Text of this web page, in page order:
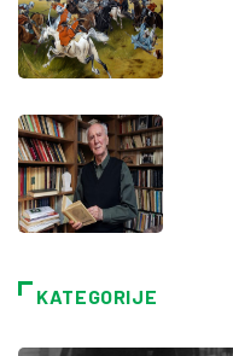
KATEGORIJE